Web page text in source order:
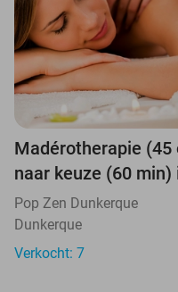
Madérotherapie
naar keuze (60 min)
Pop Zen Dunkerque
Dunkerque
Verkocht: 7